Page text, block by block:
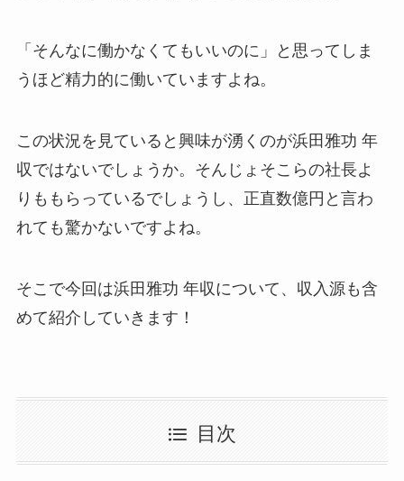
「そんなに働かなくてもいいのに」と思ってしま
うほど精力的に働いていますよね。
この状況を見ていると興味が湧くのが浜田雅功 年
収ではないでしょうか。そんじょそこらの社長よ
りももらっているでしょうし、正直数億円と言わ
れても驚かないですよね。
そこで今回は浜田雅功 年収について、収入源も含
めて紹介していきます！
目次